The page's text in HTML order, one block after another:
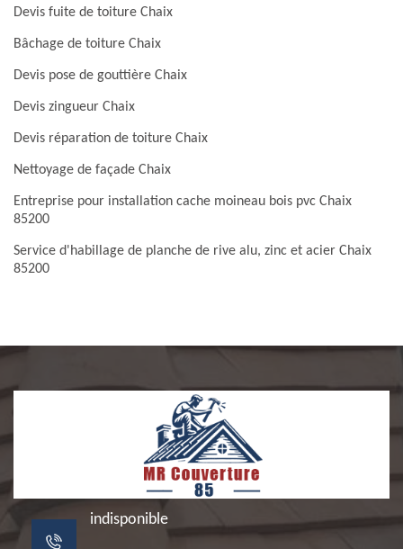
Devis fuite de toiture Chaix
Bâchage de toiture Chaix
Devis pose de gouttière Chaix
Devis zingueur Chaix
Devis réparation de toiture Chaix
Nettoyage de façade Chaix
Entreprise pour installation cache moineau bois pvc Chaix
85200
Service d'habillage de planche de rive alu, zinc et acier Chaix
85200
indisponible